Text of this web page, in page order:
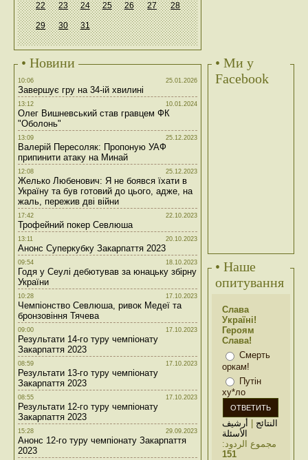
22 23 24 25 26 27 28
29 30 31
• Новини
10:06 25.01.2026
Завершує гру на 34-ій хвилині
13:12 10.01.2024
Олег Вишневський став гравцем ФК
"Оболонь"
13:09 25.12.2023
Валерій Пересоляк: Пропоную УАФ
припинити атаку на Минай
12:08 25.12.2023
Желько Любенович: Я не боявся їхати в
Україну та був готовий до цього, адже, на
жаль, пережив дві війни
17:42 22.10.2023
Трофейний покер Севлюша
13:11 20.10.2023
Анонс Суперкубку Закарпаття 2023
09:54 18.10.2023
Годя у Сеулі дебютував за юнацьку збірну
України
10:28 17.10.2023
Чемпіонство Севлюша, ривок Медеї та
бронзовіння Тячева
09:00 17.10.2023
Результати 14-го туру чемпіонату
Закарпаття 2023
08:59 17.10.2023
Результати 13-го туру чемпіонату
Закарпаття 2023
08:55 17.10.2023
Результати 12-го туру чемпіонату
Закарпаття 2023
15:28 29.09.2023
Анонс 12-го туру чемпіонату Закарпаття
2023
• Ми у
Facebook
• Наше
опитування
Слава
Україні!
Героям
Слава!
Смерть
оркам!
Путін
ху*ло
النتائج | أرشيف
الأسئلة
مجموع الردود:
151